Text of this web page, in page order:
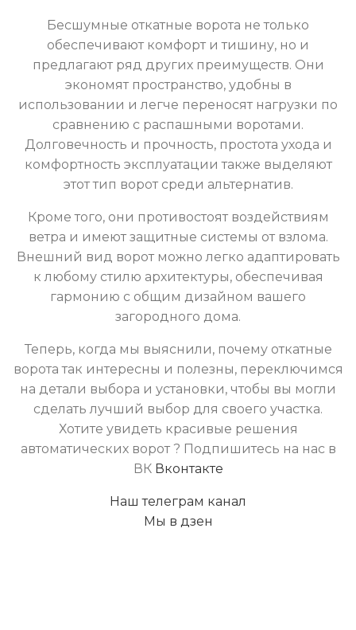
Бесшумные откатные ворота не только
обеспечивают комфорт и тишину, но и
предлагают ряд других преимуществ. Они
экономят пространство, удобны в
использовании и легче переносят нагрузки по
сравнению с распашными воротами.
Долговечность и прочность, простота ухода и
комфортность эксплуатации также выделяют
этот тип ворот среди альтернатив.
Кроме того, они противостоят воздействиям
ветра и имеют защитные системы от взлома.
Внешний вид ворот можно легко адаптировать
к любому стилю архитектуры, обеспечивая
гармонию с общим дизайном вашего
загородного дома.
Теперь, когда мы выяснили, почему откатные
ворота так интересны и полезны, переключимся
на детали выбора и установки, чтобы вы могли
сделать лучший выбор для своего участка.
Хотите увидеть красивые решения
автоматических ворот ? Подпишитесь на нас в
ВК Вконтакте
Наш телеграм канал
Мы в дзен